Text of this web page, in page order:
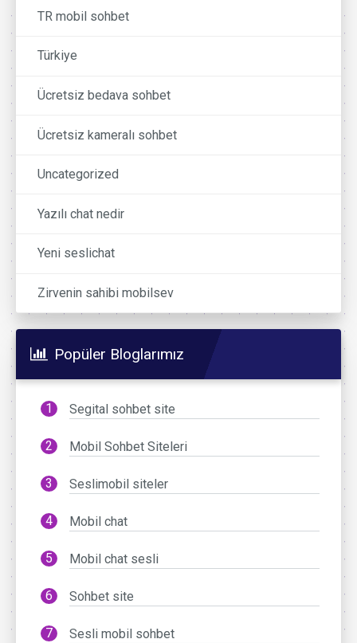
TR mobil sohbet
Türkiye
Ücretsiz bedava sohbet
Ücretsiz kameralı sohbet
Uncategorized
Yazılı chat nedir
Yeni seslichat
Zirvenin sahibi mobilsev
Popüler Bloglarımız
Segital sohbet site
Mobil Sohbet Siteleri
Seslimobil siteler
Mobil chat
Mobil chat sesli
Sohbet site
Sesli mobil sohbet